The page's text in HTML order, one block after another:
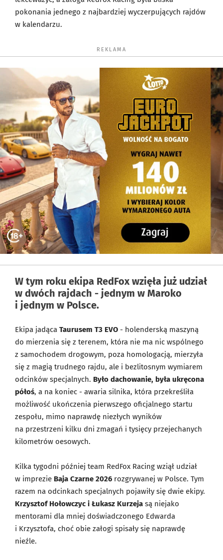
pokonania jednego z najbardziej wyczerpujących rajdów
w kalendarzu.
REKLAMA
W tym roku ekipa RedFox wzięła już udział
w dwóch rajdach - jednym w Maroko
i jednym w Polsce.
Ekipa jadąca Taurusem T3 EVO - holenderską maszyną
do mierzenia się z terenem, która nie ma nic wspólnego
z samochodem drogowym, poza homologacją, mierzyła
się z magią trudnego rajdu, ale i bezlitosnym wymiarem
odcinków specjalnych. Było dachowanie, była ukręcona
półoś, a na koniec - awaria silnika, która przekreśliła
możliwość ukończenia pierwszego oficjalnego startu
zespołu, mimo naprawdę niezłych wyników
na przestrzeni kilku dni zmagań i tysięcy przejechanych
kilometrów oesowych.
Kilka tygodni później team RedFox Racing wziął udział
w imprezie Baja Czarne 2026 rozgrywanej w Polsce. Tym
razem na odcinkach specjalnych pojawiły się dwie ekipy.
Krzysztof Hołowczyc i Łukasz Kurzeja są niejako
mentorami dla mniej doświadczonego Edwarda
i Krzysztofa, choć obie załogi spisały się naprawdę
nieźle.